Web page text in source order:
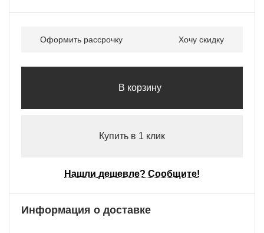
Оформить рассрочку Хочу скидку
В корзину
Купить в 1 клик
Нашли дешевле? Сообщите!
Информация о доставке